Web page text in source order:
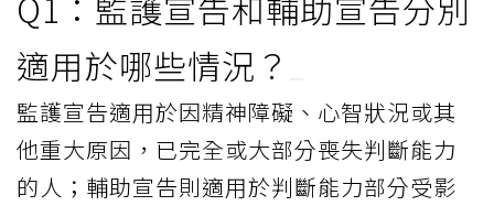
適用於哪些情況？
監護宣告適用於因精神障礙、心智狀況或其
他重大原因，已完全或大部分喪失判斷能力
的人；輔助宣告則適用於判斷能力部分受影